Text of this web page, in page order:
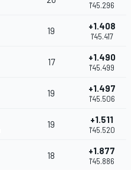
1'45.296
19 +1.408
1'45.417
17 +1.490
1'45.499
19 +1.497
1'45.506
19 +1.511
1'45.520
18 +1.877
1'45.886